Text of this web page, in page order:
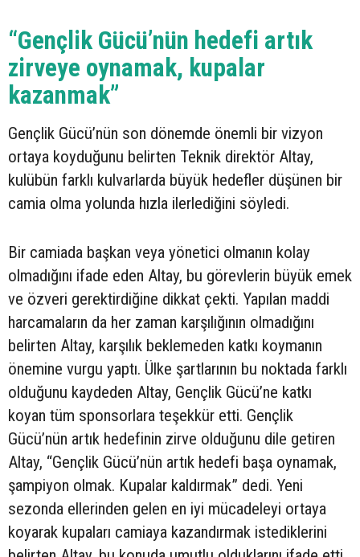
“Gençlik Gücü’nün hedefi artık
zirveye oynamak, kupalar
kazanmak”
Gençlik Gücü’nün son dönemde önemli bir vizyon
ortaya koyduğunu belirten Teknik direktör Altay,
kulübün farklı kulvarlarda büyük hedefler düşünen bir
camia olma yolunda hızla ilerlediğini söyledi.
Bir camiada başkan veya yönetici olmanın kolay
olmadığını ifade eden Altay, bu görevlerin büyük emek
ve özveri gerektirdiğine dikkat çekti. Yapılan maddi
harcamaların da her zaman karşılığının olmadığını
belirten Altay, karşılık beklemeden katkı koymanın
önemine vurgu yaptı. Ülke şartlarının bu noktada farklı
olduğunu kaydeden Altay, Gençlik Gücü’ne katkı
koyan tüm sponsorlara teşekkür etti. Gençlik
Gücü’nün artık hedefinin zirve olduğunu dile getiren
Altay, “Gençlik Gücü’nün artık hedefi başa oynamak,
şampiyon olmak. Kupalar kaldırmak” dedi. Yeni
sezonda ellerinden gelen en iyi mücadeleyi ortaya
koyarak kupaları camiaya kazandırmak istediklerini